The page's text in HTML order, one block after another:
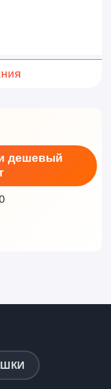
дешевый